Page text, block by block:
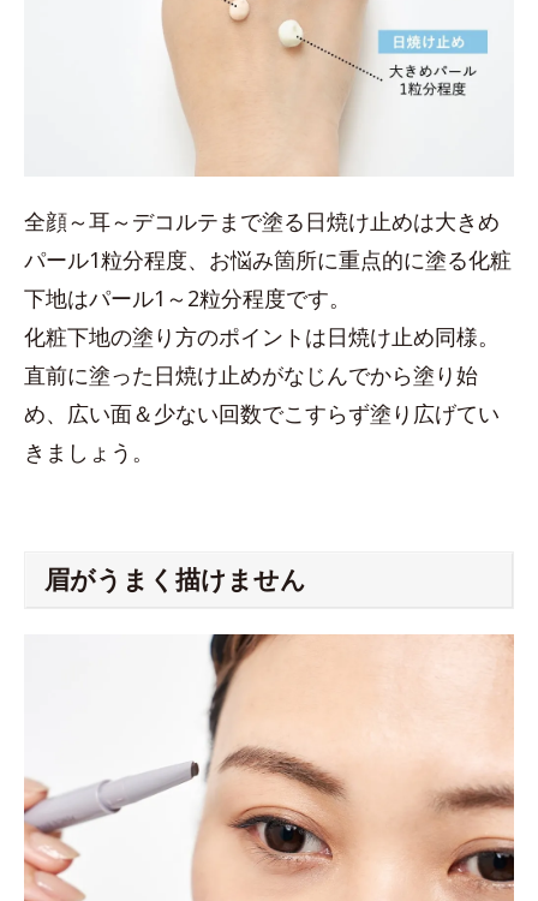
全顔～耳～デコルテまで塗る日焼け止めは大きめ
パール1粒分程度、お悩み箇所に重点的に塗る化粧
下地はパール1～2粒分程度です。
化粧下地の塗り方のポイントは日焼け止め同様。
直前に塗った日焼け止めがなじんでから塗り始
め、広い面＆少ない回数でこすらず塗り広げてい
きましょう。
眉がうまく描けません